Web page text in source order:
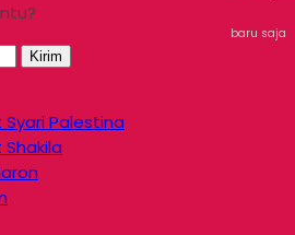
baru saja
Kirim
Palestina